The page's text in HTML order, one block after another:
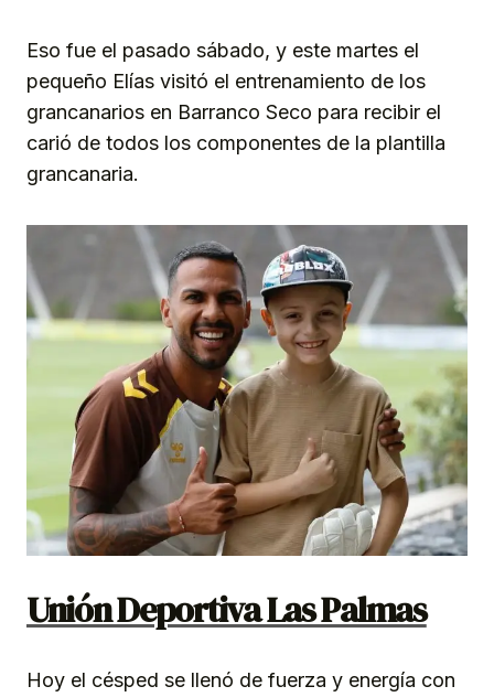
Eso fue el pasado sábado, y este martes el
pequeño Elías visitó el entrenamiento de los
grancanarios en Barranco Seco para recibir el
carió de todos los componentes de la plantilla
grancanaria.
Unión Deportiva Las Palmas
Hoy el césped se llenó de fuerza y energía con